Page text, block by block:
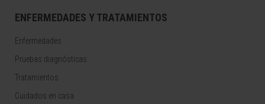
ENFERMEDADES Y TRATAMIENTOS
Enfermedades
Pruebas diagnósticas
Tratamientos
Cuidados en casa